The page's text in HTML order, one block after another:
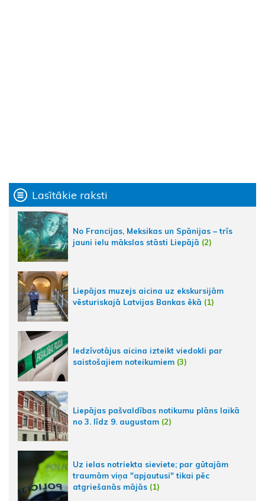
Lasītākie raksti
No Francijas, Meksikas un Spānijas – trīs
jauni ielu mākslas stāsti Liepājā (2)
Liepājas muzejs aicina uz ekskursijām
vēsturiskajā Latvijas Bankas ēkā (1)
Iedzīvotājus aicina izteikt viedokli par
saistošajiem noteikumiem (3)
Liepājas pašvaldības notikumu plāns laikā
no 3. līdz 9. augustam (2)
Uz ielas notriekta sieviete; par gūtajām
traumām viņa "apjautusi" tikai pēc
atgriešanās mājās (1)